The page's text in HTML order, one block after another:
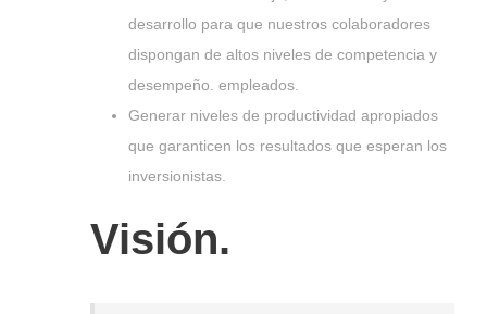
desarrollo para que nuestros colaboradores
dispongan de altos niveles de competencia y
desempeño. empleados.
Generar niveles de productividad apropiados
que garanticen los resultados que esperan los
inversionistas.
Visión.